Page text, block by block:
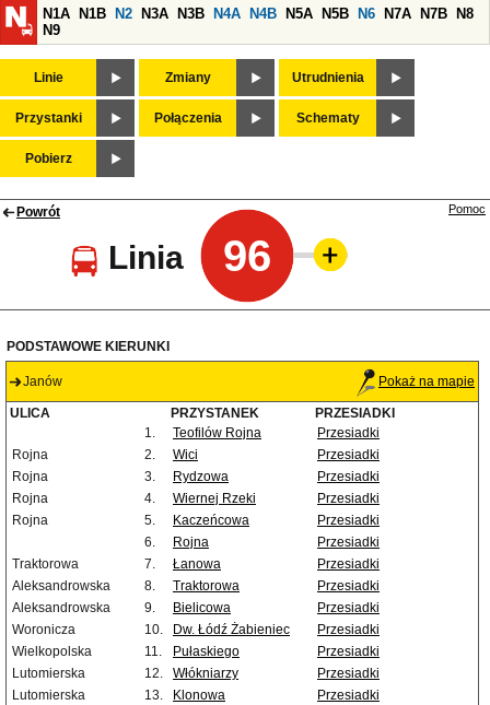
N1A
N1B N2 N3A N3B N4A N4B N5A N5B N6 N7A N7B
N8
N9
Linie Zmiany Utrudnienia
Przystanki Połączenia Schematy
Pobierz
Powrót
Linia 96
Pomoc
PODSTAWOWE KIERUNKI
Janów Pokaż na mapie
ULICA PRZYSTANEK
PRZESIADKI
1.
Teofilów Rojna
Przesiadki
Rojna
2. Wici
Przesiadki
Rojna
3. Rydzowa
Przesiadki
Rojna
4. Wiernej Rzeki
Przesiadki
Rojna
5. Kaczeńcowa
Przesiadki
6.
Rojna
Przesiadki
Traktorowa
7. Łanowa
Przesiadki
Aleksandrowska
8. Traktorowa
Przesiadki
Aleksandrowska
9. Bielicowa
Przesiadki
Woronicza
10. Dw. Łódź Żabieniec
Przesiadki
Wielkopolska
11. Pułaskiego
Przesiadki
Lutomierska
12. Włókniarzy
Przesiadki
Lutomierska
13. Klonowa
Przesiadki